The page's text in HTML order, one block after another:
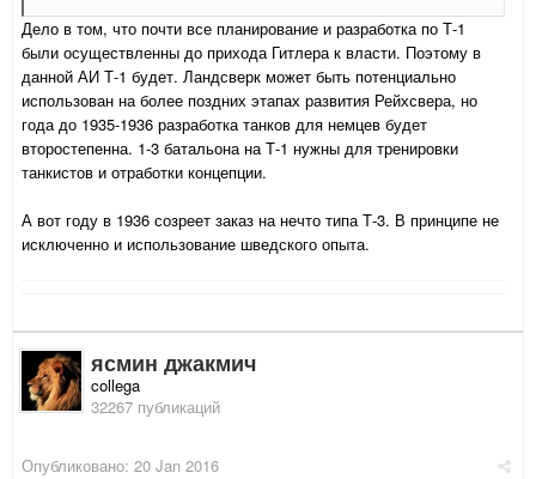
Дело в том, что почти все планирование и разработка по Т-1
были осуществленны до прихода Гитлера к власти. Поэтому в
данной АИ Т-1 будет. Ландсверк может быть потенциально
использован на более поздних этапах развития Рейхсвера, но
года до 1935-1936 разработка танков для немцев будет
второстепенна. 1-3 батальона на Т-1 нужны для тренировки
танкистов и отработки концепции.
А вот году в 1936 созреет заказ на нечто типа Т-3. В принципе не
исключенно и использование шведского опыта.
ясмин джакмич
collega
32267 публикаций
Опубликовано: 20 Jan 2016